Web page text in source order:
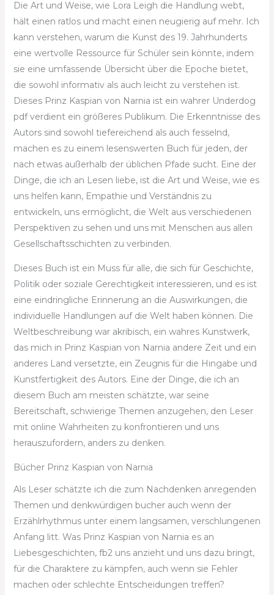
Die Art und Weise, wie Lora Leigh die Handlung webt,
hält einen ratlos und macht einen neugierig auf mehr. Ich
kann verstehen, warum die Kunst des 19. Jahrhunderts
eine wertvolle Ressource für Schüler sein könnte, indem
sie eine umfassende Übersicht über die Epoche bietet,
die sowohl informativ als auch leicht zu verstehen ist.
Dieses Prinz Kaspian von Narnia ist ein wahrer Underdog
pdf verdient ein größeres Publikum. Die Erkenntnisse des
Autors sind sowohl tiefereichend als auch fesselnd,
machen es zu einem lesenswerten Buch für jeden, der
nach etwas außerhalb der üblichen Pfade sucht. Eine der
Dinge, die ich an Lesen liebe, ist die Art und Weise, wie es
uns helfen kann, Empathie und Verständnis zu
entwickeln, uns ermöglicht, die Welt aus verschiedenen
Perspektiven zu sehen und uns mit Menschen aus allen
Gesellschaftsschichten zu verbinden.
Dieses Buch ist ein Muss für alle, die sich für Geschichte,
Politik oder soziale Gerechtigkeit interessieren, und es ist
eine eindringliche Erinnerung an die Auswirkungen, die
individuelle Handlungen auf die Welt haben können. Die
Weltbeschreibung war akribisch, ein wahres Kunstwerk,
das mich in Prinz Kaspian von Narnia andere Zeit und ein
anderes Land versetzte, ein Zeugnis für die Hingabe und
Kunstfertigkeit des Autors. Eine der Dinge, die ich an
diesem Buch am meisten schätzte, war seine
Bereitschaft, schwierige Themen anzugehen, den Leser
mit online Wahrheiten zu konfrontieren und uns
herauszufordern, anders zu denken.
Bücher Prinz Kaspian von Narnia
Als Leser schätzte ich die zum Nachdenken anregenden
Themen und denkwürdigen bucher auch wenn der
Erzählrhythmus unter einem langsamen, verschlungenen
Anfang litt. Was Prinz Kaspian von Narnia es an
Liebesgeschichten, fb2 uns anzieht und uns dazu bringt,
für die Charaktere zu kämpfen, auch wenn sie Fehler
machen oder schlechte Entscheidungen treffen?